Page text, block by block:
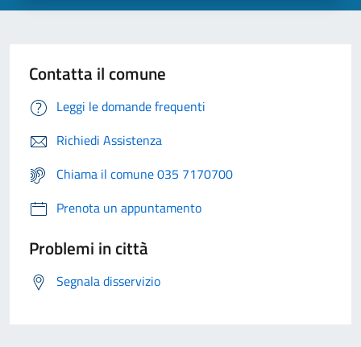
Contatta il comune
Leggi le domande frequenti
Richiedi Assistenza
Chiama il comune 035 7170700
Prenota un appuntamento
Problemi in città
Segnala disservizio